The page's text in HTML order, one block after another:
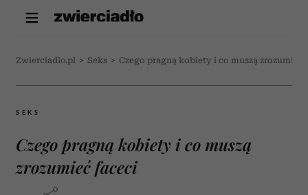
Zwierciadlo.pl > Seks > Czego pragną kobiety i co muszą zrozumieć
SEKS
Czego pragną kobiety i co muszą
zrozumieć faceci